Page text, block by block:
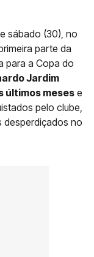
sábado (30), no
parte da
para a Copa do
Jardim
últimos meses e
pelo clube,
desperdiçados no